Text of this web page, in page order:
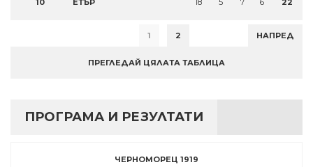
10 ЕТЪР 18 5 7 6 22
1 2 НАПРЕД
ПРЕГЛЕДАЙ ЦЯЛАТА ТАБЛИЦА
ПРОГРАМА И РЕЗУЛТАТИ
ЧЕРНОМОРЕЦ 1919